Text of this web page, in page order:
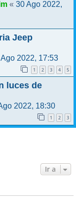
« 30 Ago 2022,
Jeep
2022, 17:53
1 2 3 4 5
luces de
2022, 18:30
1 2 3
Ir a